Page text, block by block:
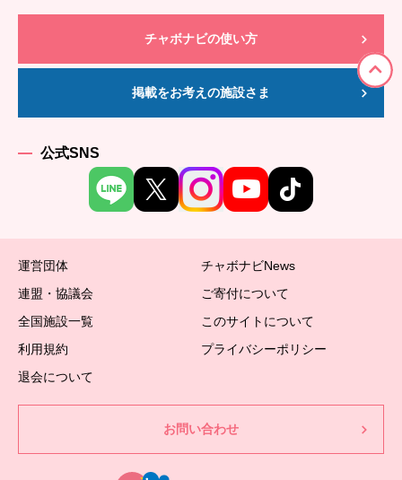
チャボナビの使い方
掲載をお考えの施設さま
公式SNS
運営団体
チャボナビNews
連盟・協議会
ご寄付について
全国施設一覧
このサイトについて
利用規約
プライバシーポリシー
退会について
お問い合わせ